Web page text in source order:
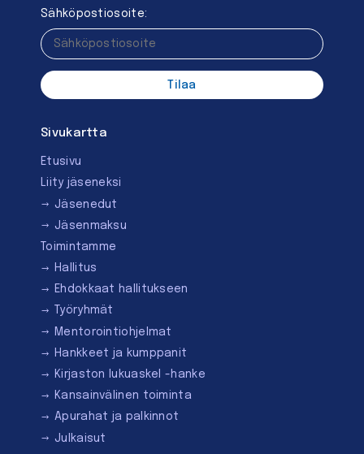
Sähköpostiosoite:
Sivukartta
Etusivu
Liity jäseneksi
Jäsenedut
Jäsenmaksu
Toimintamme
Hallitus
Ehdokkaat hallitukseen
Työryhmät
Mentorointi­ohjelmat
Hankkeet ja kumppanit
Kirjaston lukuaskel -hanke
Kansainvälinen toiminta
Apurahat ja palkinnot
Julkaisut